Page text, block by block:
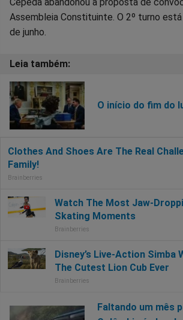
Assembleia Constituinte. O 2º turno está
de junho.
O início do fim do
Faltando um mês